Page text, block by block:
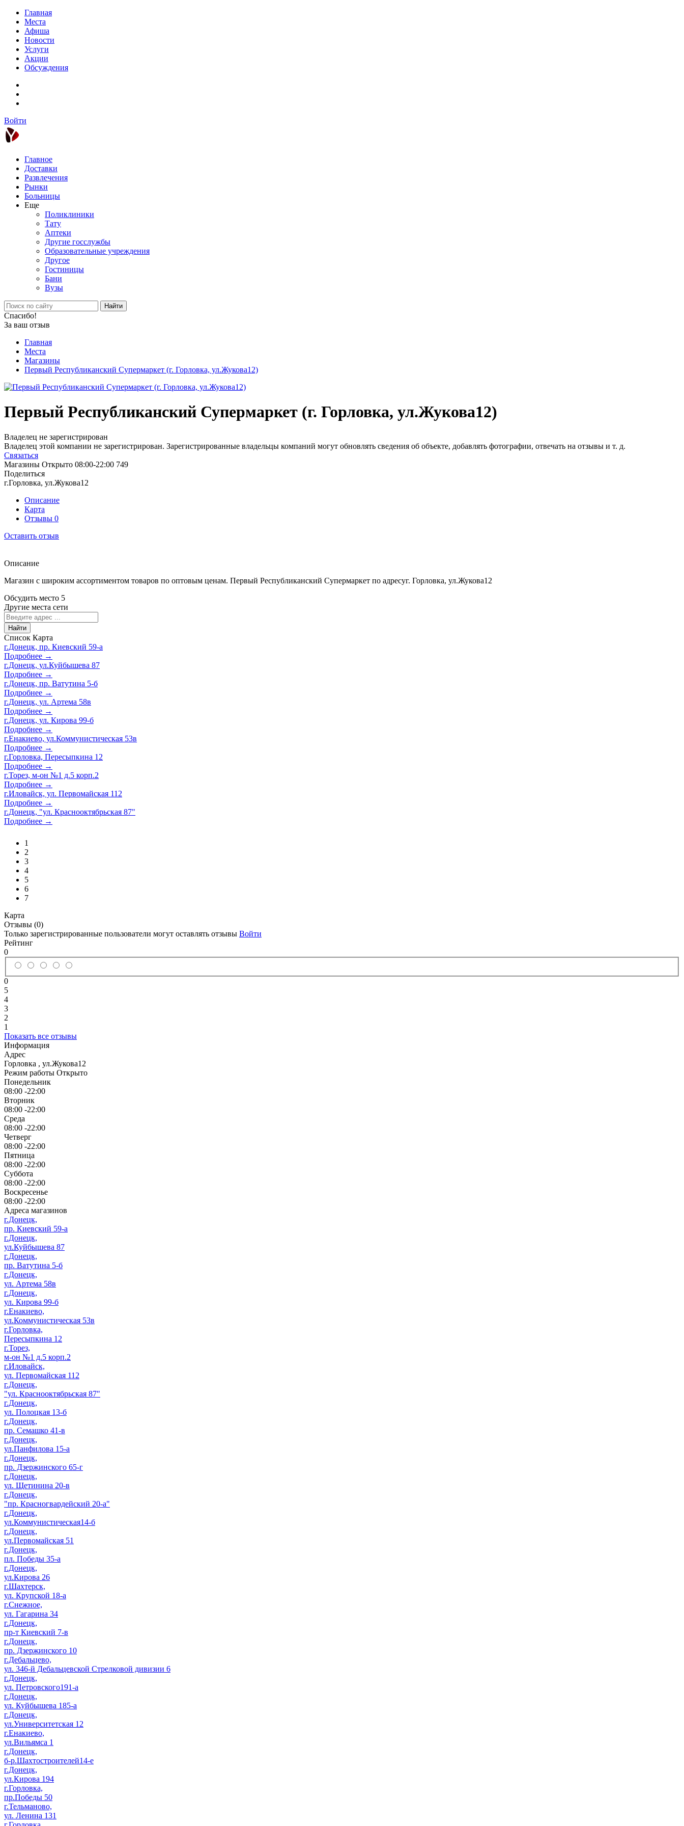
Главная
Места
Афиша
Новости
Услуги
Акции
Обсуждения
Войти
Главное
Доставки
Развлечения
Рынки
Больницы
Еще
Поликлиники
Тату
Аптеки
Другие госслужбы
Образовательные учреждения
Другое
Гостиницы
Бани
Вузы
Найти
Спасибо!
За ваш отзыв
Главная
Места
Магазины
Первый Республиканский Супермаркет (г. Горловка, ул.Жукова12)
Первый Республиканский Супермаркет (г. Горловка, ул.Жукова12)
Владелец не зарегистрирован
Владелец этой компании не зарегистрирован. Зарегистрированные владельцы компаний могут обновлять сведения об объекте, добавлять фотографии, отвечать на отзывы и т. д.
Связаться
Магазины Открыто 08:00-22:00 749
Поделиться
г.Горловка, ул.Жукова12
Описание
Карта
Отзывы 0
Оставить отзыв
Описание
Магазин с широким ассортиментом товаров по оптовым ценам. Первый Республиканский Супермаркет по адресуг. Горловка, ул.Жукова12
Обсудить место 5
Другие места сети
Найти
Список Карта
г.Донецк, пр. Киевский 59-а
Подробнее →
г.Донецк, ул.Куйбышева 87
Подробнее →
г.Донецк, пр. Ватутина 5-б
Подробнее →
г.Донецк, ул. Артема 58в
Подробнее →
г.Донецк, ул. Кирова 99-б
Подробнее →
г.Енакиево, ул.Коммунистическая 53в
Подробнее →
г.Горловка, Пересыпкина 12
Подробнее →
г.Торез, м-он №1 д.5 корп.2
Подробнее →
г.Иловайск, ул. Первомайская 112
Подробнее →
г.Донецк, "ул. Краснооктябрьская 87"
Подробнее →
1
2
3
4
5
6
7
Карта
Отзывы (0)
Только зарегистрированные пользователи могут оставлять отзывы Войти
Рейтинг
0
0
5
4
3
2
1
Показать все отзывы
Информация
Адрес
Горловка , ул.Жукова12
Режим работы Открыто
Понедельник
08:00 -22:00
Вторник
08:00 -22:00
Среда
08:00 -22:00
Четверг
08:00 -22:00
Пятница
08:00 -22:00
Суббота
08:00 -22:00
Воскресенье
08:00 -22:00
Адреса магазинов
г.Донецк,
пр. Киевский 59-а
г.Донецк,
ул.Куйбышева 87
г.Донецк,
пр. Ватутина 5-б
г.Донецк,
ул. Артема 58в
г.Донецк,
ул. Кирова 99-б
г.Енакиево,
ул.Коммунистическая 53в
г.Горловка,
Пересыпкина 12
г.Торез,
м-он №1 д.5 корп.2
г.Иловайск,
ул. Первомайская 112
г.Донецк,
"ул. Краснооктябрьская 87"
г.Донецк,
ул. Полоцкая 13-б
г.Донецк,
пр. Семашко 41-в
г.Донецк,
ул.Панфилова 15-а
г.Донецк,
пр. Дзержинского 65-г
г.Донецк,
ул. Щетинина 20-в
г.Донецк,
"пр. Красногвардейский 20-а"
г.Донецк,
ул.Коммунистическая14-б
г.Донецк,
ул.Первомайская 51
г.Донецк,
пл. Победы 35-а
г.Донецк,
ул.Кирова 26
г.Шахтерск,
ул. Крупской 18-а
г.Снежное,
ул. Гагарина 34
г.Донецк,
пр-т Киевский 7-в
г.Донецк,
пр. Дзержинского 10
г.Дебальцево,
ул. 346-й Дебальцевской Стрелковой дивизии 6
г.Донецк,
ул. Петровского191-а
г.Донецк,
ул. Куйбышева 185-а
г.Донецк,
ул.Университетская 12
г.Енакиево,
ул.Вильямса 1
г.Донецк,
б-р.Шахтостроителей14-е
г.Донецк,
ул.Кирова 194
г.Горловка,
пр.Победы 50
г.Тельманово,
ул. Ленина 131